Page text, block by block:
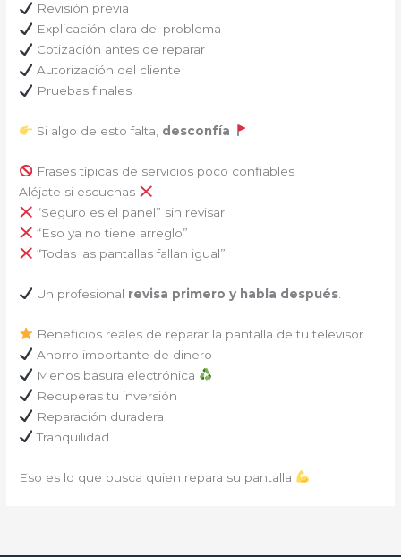
Revisión previa
Explicación clara del problema
Cotización antes de reparar
Autorización del cliente
Pruebas finales
Si algo de esto falta, desconfía
Frases típicas de servicios poco confiables
Aléjate si escuchas
“Seguro es el panel” sin revisar
“Eso ya no tiene arreglo”
“Todas las pantallas fallan igual”
Un profesional revisa primero y habla después.
Beneficios reales de reparar la pantalla de tu televisor
Ahorro importante de dinero
Menos basura electrónica
Recuperas tu inversión
Reparación duradera
Tranquilidad
Eso es lo que busca quien repara su pantalla